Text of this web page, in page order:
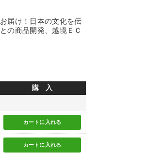
届け！日本の文化を伝
の商品開発、越境ＥＣ
購 入
カートに 入れる
カートに 入れる